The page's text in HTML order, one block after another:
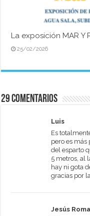
La exposición MAR Y
25/02/2026
29 comentarios
Luis
Es
pero es más
del esparto
5 metros, al
hay ni gota
gracias por
Jesús